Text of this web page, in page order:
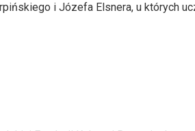
i Józefa Elsnera, u których